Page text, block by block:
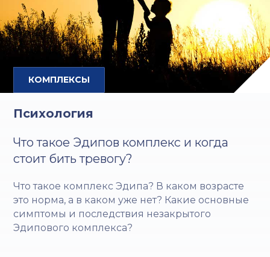
КОМПЛЕКСЫ
Психология
Что такое Эдипов комплекс и когда
стоит бить тревогу?
Что такое комплекс Эдипа? В каком возрасте
это норма, а в каком уже нет? Какие основные
симптомы и последствия незакрытого
Эдипового комплекса?